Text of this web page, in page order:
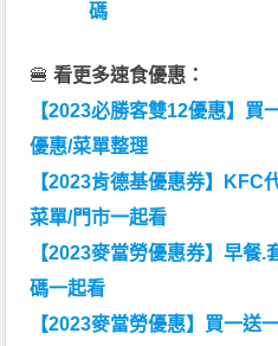
碼
🍔看更多速食優惠：
【2023必勝客雙12優惠】買
優惠/菜單整理
【2023肯德基優惠券】KFC
菜單/門市一起看
【2023麥當勞優惠券】早餐
碼一起看
【2023麥當勞優惠】買一送